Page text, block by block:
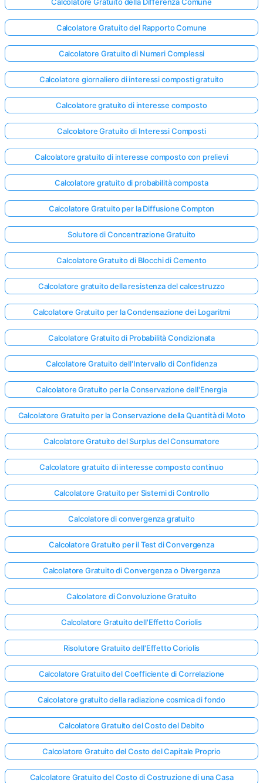
Calcolatore Gratuito del Rapporto Comune
Calcolatore Gratuito di Numeri Complessi
Calcolatore giornaliero di interessi composti gratuito
Calcolatore gratuito di interesse composto
Calcolatore Gratuito di Interessi Composti
Calcolatore gratuito di interesse composto con prelievi
Calcolatore gratuito di probabilità composta
Calcolatore Gratuito per la Diffusione Compton
Solutore di Concentrazione Gratuito
Calcolatore Gratuito di Blocchi di Cemento
Calcolatore gratuito della resistenza del calcestruzzo
Calcolatore Gratuito per la Condensazione dei Logaritmi
Calcolatore Gratuito di Probabilità Condizionata
Calcolatore Gratuito dell'Intervallo di Confidenza
Calcolatore Gratuito per la Conservazione dell'Energia
Calcolatore Gratuito per la Conservazione della Quantità di Moto
Calcolatore Gratuito del Surplus del Consumatore
Calcolatore gratuito di interesse composto continuo
Calcolatore Gratuito per Sistemi di Controllo
Calcolatore di convergenza gratuito
Calcolatore Gratuito per il Test di Convergenza
Calcolatore Gratuito di Convergenza o Divergenza
Calcolatore di Convoluzione Gratuito
Calcolatore Gratuito dell'Effetto Coriolis
Risolutore Gratuito dell'Effetto Coriolis
Calcolatore Gratuito del Coefficiente di Correlazione
Calcolatore gratuito della radiazione cosmica di fondo
Calcolatore Gratuito del Costo del Debito
Calcolatore Gratuito del Costo del Capitale Proprio
Calcolatore Gratuito del Costo di Costruzione di una Casa